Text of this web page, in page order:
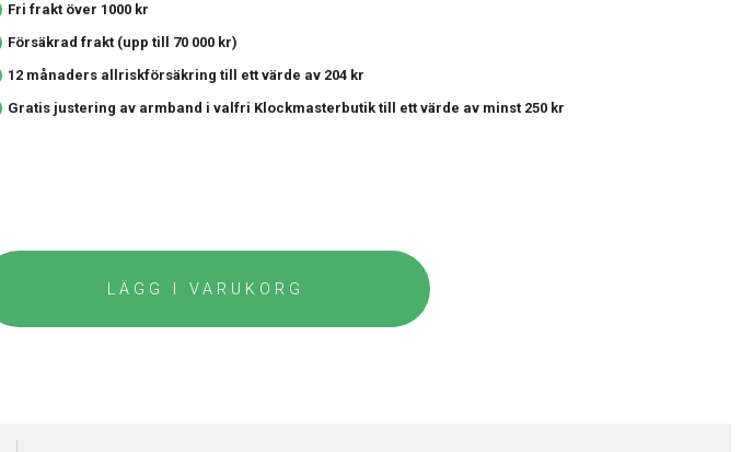
Fri frakt över 1000 kr
Försäkrad frakt (upp till 70 000 kr)
12 månaders allriskförsäkring till ett värde av 204 kr
Gratis justering av armband i valfri Klockmasterbutik till ett värde av minst 250 kr
LÄGG I VARUKORG